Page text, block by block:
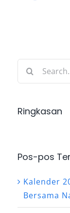
for:
Ringkasan
Pos-pos
Kalender
Bersama